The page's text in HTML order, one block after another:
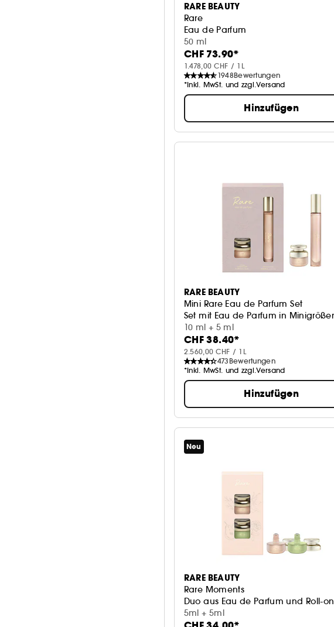
RARE BEAUTY
Rare
Eau de Parfum
50 ml
CHF 73.90*
1.478,00 CHF / 1L
1948Bewertungen
*Inkl. MwSt. und zzgl.Versand
Hinzufügen
RARE BEAUTY
Mini Rare Eau de Parfum Set
Set mit Eau de Parfum in
10 ml + 5 ml
CHF 38.40*
2.560,00 CHF / 1L
473 Bewertungen
*Inkl. MwSt. und zzgl.Versand
Hinzufügen
Neu
RARE BEAUTY
Rare Moments
Duo aus Eau de Parfum und Roll-on
5ml + 5ml